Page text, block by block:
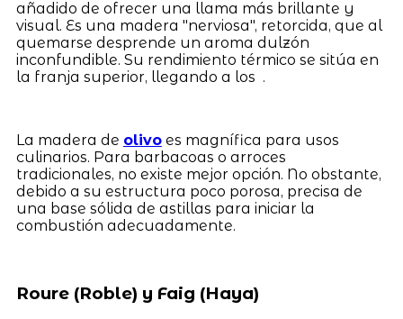
añadido de ofrecer una llama más brillante y
visual. Es una madera "nerviosa", retorcida, que al
quemarse desprende un aroma dulzón
inconfundible. Su rendimiento térmico se sitúa en
la franja superior, llegando a los .
La madera de olivoes magnífica para usos
culinarios. Para barbacoas o arroces
tradicionales, no existe mejor opción. No obstante,
debido a su estructura poco porosa, precisa de
una base sólida de astillas para iniciar la
combustión adecuadamente.
Roure (Roble) y Faig (Haya)